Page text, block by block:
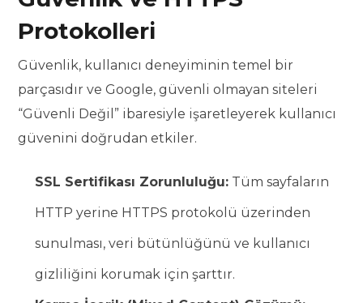
Protokolleri
Güvenlik, kullanıcı deneyiminin temel bir
parçasıdır ve Google, güvenli olmayan siteleri
“Güvenli Değil” ibaresiyle işaretleyerek kullanıcı
güvenini doğrudan etkiler.
SSL Sertifikası Zorunluluğu: Tüm sayfaların
HTTP yerine HTTPS protokolü üzerinden
sunulması, veri bütünlüğünü ve kullanıcı
gizliliğini korumak için şarttır.